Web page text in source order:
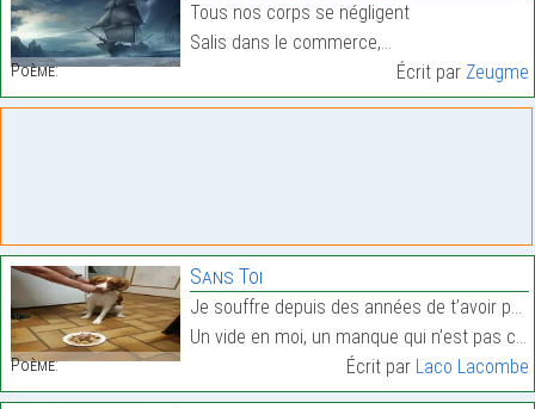
Poème:
Tous nos corps se négligent
Salis dans le commerce,…
Écrit par Zeugme
Poème:
Sans Toi
Je souffre depuis des années de t’avoir perdu,
Un vide en moi, un manque qui n’est pas comblé.…
Écrit par Laco Lacombe